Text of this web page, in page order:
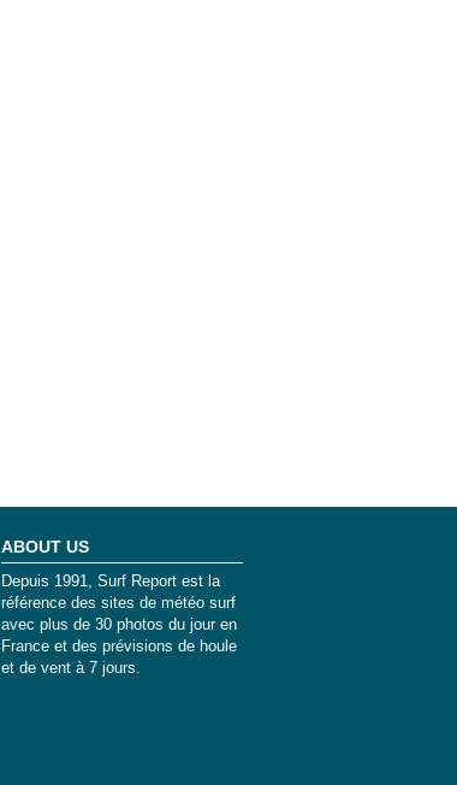
ABOUT US
Depuis 1991, Surf Report est la
référence des sites de météo surf
avec plus de 30 photos du jour en
France et des prévisions de houle
et de vent à 7 jours.